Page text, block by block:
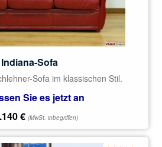
Indiana-Sofa
Sofa im klassischen Stil.
Sie es jetzt an
€ (MwSt. inbegriffen)